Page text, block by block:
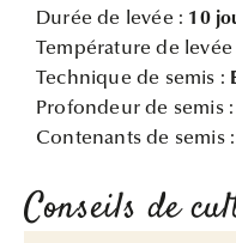
Durée de levée : 10
Température de levée
Technique de semis :
Profondeur de semis
Contenants de semis
Conseils de